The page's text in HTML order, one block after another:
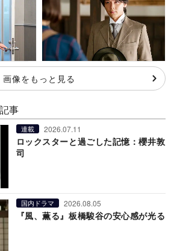
画像をもっと見る
事
連載 2026.07.11
ロックスターと過ごした記憶：櫻井敦
司
国内ドラマ 2026.08.05
『風、薫る』板橋駿谷の安心感が光る